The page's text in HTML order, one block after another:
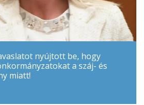
nyújtott be, hogy
a száj- és
miatt!